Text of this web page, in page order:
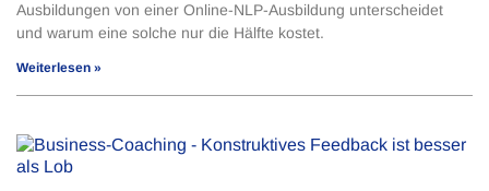
Ausbildungen von einer Online-NLP-Ausbildung unterscheidet
und warum eine solche nur die Hälfte kostet.
Weiterlesen »